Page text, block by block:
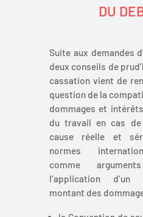
DU
Suite aux demandes
deux conseils de
cassation vient de
question de la
dommages et
du travail en cas de
cause réelle et
normes
comme
l’application d’un
montant des